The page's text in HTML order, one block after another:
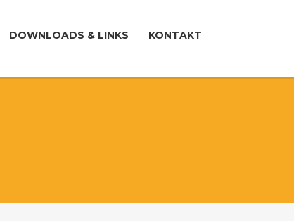
DOWNLOADS & LINKS KONTAKT